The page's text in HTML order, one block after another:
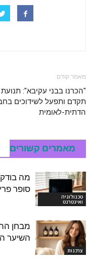
מאמר קודם
"הכרנו בבני עקיבא":
תקדם ותפעל לשידוכים
הדתית-לאומית
מאמרים קשורים
טכנולוגיה
ואינטרנט
מה
סופר
צרכנות
מבחן
השיער